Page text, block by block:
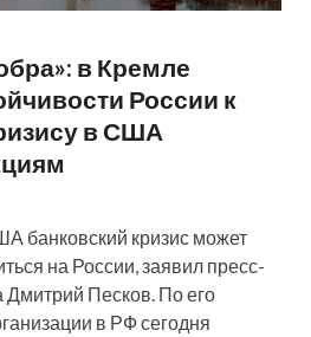
в Кремле
России к
в США
банковский кризис может
на России, заявил пресс-
Дмитрий Песков. По его
в РФ сегодня